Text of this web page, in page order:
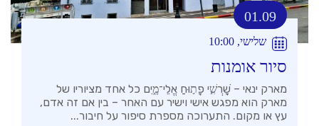
01.09
שלישי, 10:00
סיור אומנות
מארק ינאי – שׇׁרְשִׁ֣י פָת֣וּחַ אֱלֵי־מָ֑יִם כל אחד מציוריו של
מארק הוא מפגש אישי וישיר עם האחר – בין אם זה אדם,
עץ או מקום. התערוכה מספרת סיפור על חיבור...